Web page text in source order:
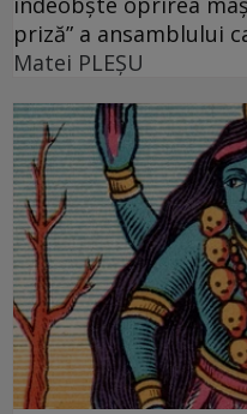
priză” a ansamblului
Matei PLEŞU